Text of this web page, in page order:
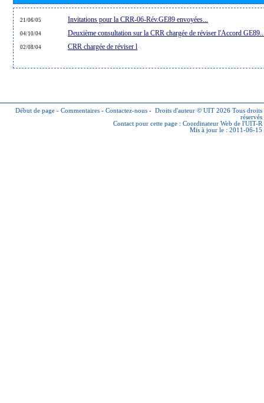
21/06/05 Invitations pour la CRR-06-Rév.GE89 envoyées...
04/10/04 Deuxième consultation sur la CRR chargée de réviser l'Accord
02/08/04 CRR chargée de réviser l
Début de page - Commentaires - Contactez-nous - Droits d'auteur © UIT 2026 Tous droits
réservés
Contact pour cette page : Coordinateur Web de l'UIT-R
Mis à jour le : 2011-06-15